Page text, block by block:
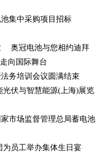
集中采购项目招标
奥冠电池与您相约迪拜
向国际舞台
务培训会议圆满结束
光伏与智慧能源(上海)展览
市场监督管理总局蓄电池
为员工举办集体生日宴